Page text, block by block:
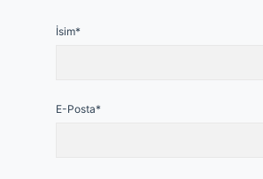
İsim*
E-Posta*